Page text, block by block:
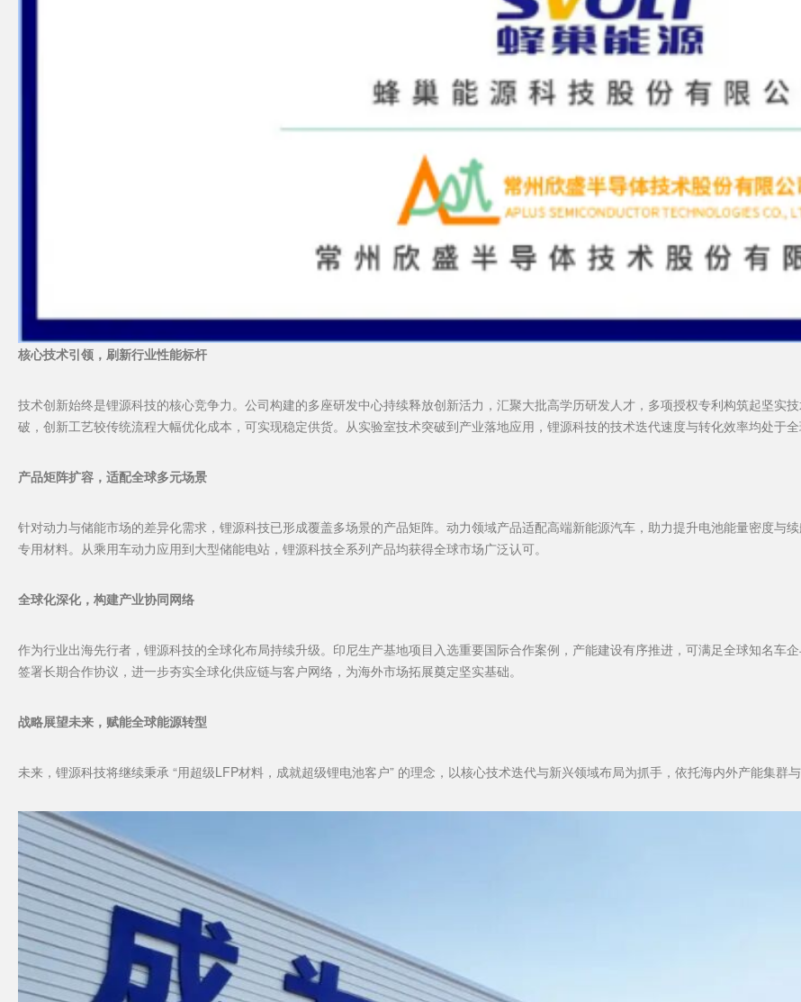
核心技术引领，刷新行业性能标杆
技术创新始终是锂源科技的核心竞争力。公司构建的多座研发中心持续释放创新活力，汇聚大批高学历研发人才，多项授权专利构筑起坚实
破，创新工艺较传统流程大幅优化成本，可实现稳定供货。从实验室技术突破到产业落地应用，锂源科技的技术迭代速度与转化效率均处于
产品矩阵扩容，适配全球多元场景
针对动力与储能市场的差异化需求，锂源科技已形成覆盖多场景的产品矩阵。动力领域产品适配高端新能源汽车，助力提升电池能量密度与
专用材料。从乘用车动力应用到大型储能电站，锂源科技全系列产品均获得全球市场广泛认可。
全球化深化，构建产业协同网络
作为行业出海先行者，锂源科技的全球化布局持续升级。印尼生产基地项目入选重要国际合作案例，产能建设有序推进，可满足全球知名车
签署长期合作协议，进一步夯实全球化供应链与客户网络，为海外市场拓展奠定坚实基础。
战略展望未来，赋能全球能源转型
未来，锂源科技将继续秉承 “用超级LFP材料，成就超级锂电池客户” 的理念，以核心技术迭代与新兴领域布局为抓手，依托海内外产能集群